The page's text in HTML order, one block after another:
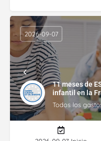
11 meses de
infantil en la
Todos los
2026-09-07